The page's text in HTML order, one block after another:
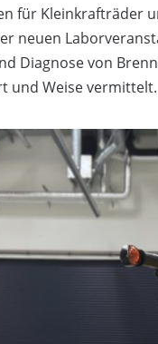
für Kleinkrafträder
neuen
Diagnose von
und Weise vermittelt.